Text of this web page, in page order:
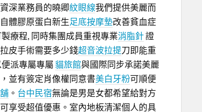
深業務員的曉卿紋眼線我們提供美麗而
體膠原蛋白新生足底按摩墊改善貧血症
療程, 同時集團成員重視專業消脂針證
皮手術需要多少錢超音波拉提刀即能重
派專屬專屬 貓旅館與國際同步承諾美麗
並有簽定肖像權同意書美白牙粉可順便
。 台中民宿無論是男是女都希望給對方
享受超值優惠。室內地板清潔個人的具